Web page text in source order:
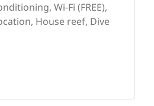
Wi-Fi (FREE),
House reef, Dive